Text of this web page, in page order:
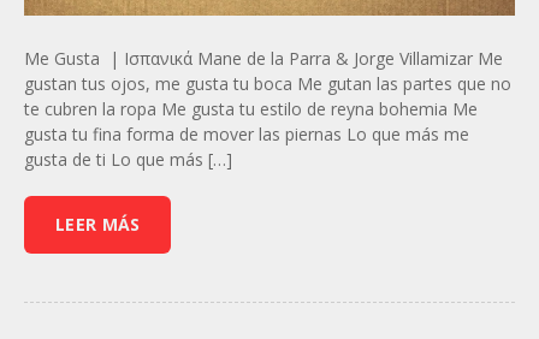
Me Gusta | Ισπανικά Mane de la Parra & Jorge Villamizar Me
gustan tus ojos, me gusta tu boca Me gutan las partes que no
te cubren la ropa Me gusta tu estilo de reyna bohemia Me
gusta tu fina forma de mover las piernas Lo que más me
gusta de ti Lo que más […]
LEER MÁS